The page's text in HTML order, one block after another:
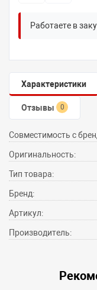
Работаете в
Характеристики
Отзывы 0
Совместимость с
Оригинальность:
Тип товара:
Бренд:
Артикул:
Производитель: